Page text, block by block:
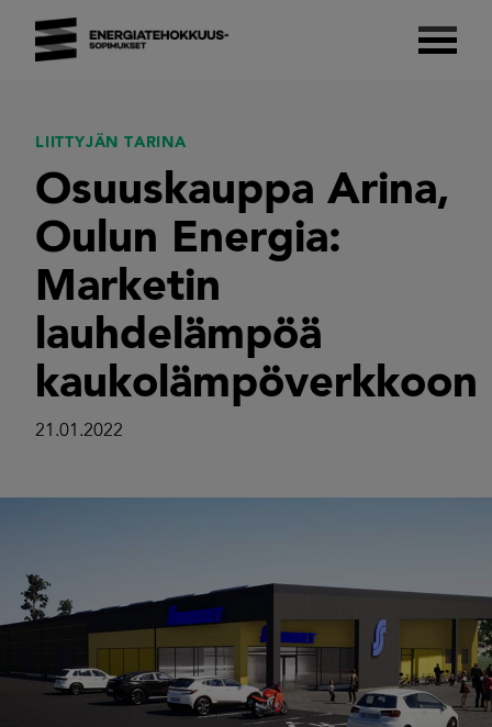
content
LIITTYJÄN TARINA
Osuuskauppa Arina,
Oulun Energia:
Marketin
lauhdelämpöä
kaukolämpöverkkoon
21.01.2022